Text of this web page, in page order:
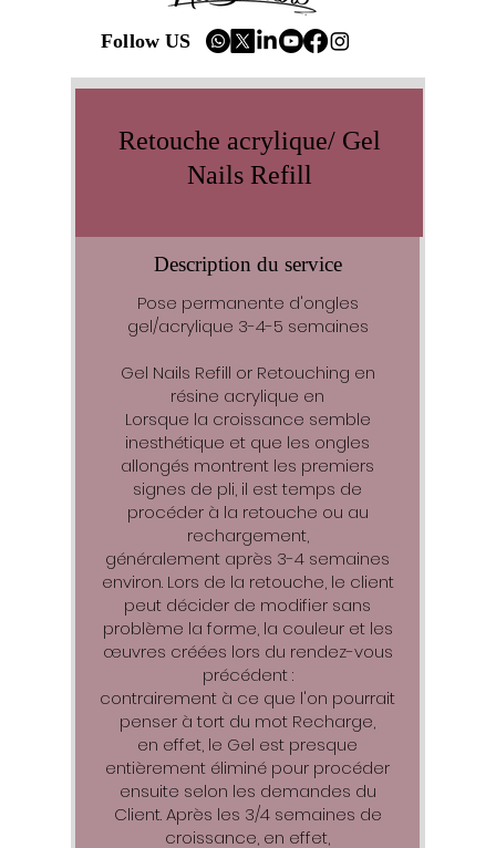
Follow US
Retouche acrylique/ Gel
Nails Refill
Description du service
Pose permanente d'ongles
gel/acrylique 3-4-5 semaines
Gel Nails Refill or Retouching en
résine acrylique en
Lorsque la croissance semble
inesthétique et que les ongles
allongés montrent les premiers
signes de pli, il est temps de
procéder à la retouche ou au
rechargement,
généralement après 3-4 semaines
environ. Lors de la retouche, le client
peut décider de modifier sans
problème la forme, la couleur et les
œuvres créées lors du rendez-vous
précédent :
contrairement à ce que l'on pourrait
penser à tort du mot Recharge,
en effet, le Gel est presque
entièrement éliminé pour procéder
ensuite selon les demandes du
Client. Après les 3/4 semaines de
croissance, en effet,